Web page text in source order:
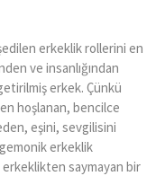
erkeklik rollerini en
ve insanlığından
erkek. Çünkü
hoşlanan, bencilce
eşini, sevgilisini
erkeklik
erkeklikten saymayan bir